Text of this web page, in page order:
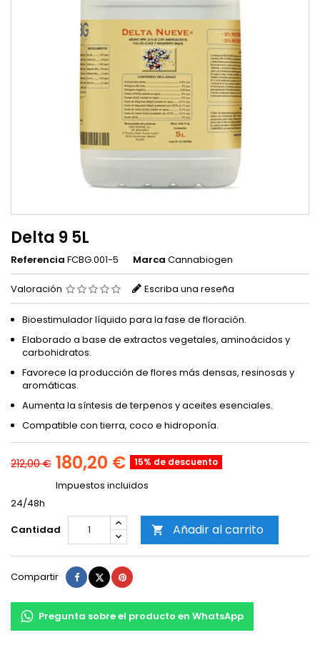
Delta 9 5L
Referencia FCBG.001-5 Marca Cannabiogen
Valoración Escriba una reseña
Bioestimulador líquido para la fase de floración.
Elaborado a base de extractos vegetales, aminoácidos y
carbohidratos.
Favorece la producción de flores más densas, resinosas y
aromáticas.
Aumenta la síntesis de terpenos y aceites esenciales.
Compatible con tierra, coco e hidroponía.
212,00 € 180,20 € 15% de descuento
Impuestos incluidos
24/48h
Cantidad
 Añadir al carrito
Compartir Compartir
TuitearPinterest
Pregunta sobre el producto en WhatsApp